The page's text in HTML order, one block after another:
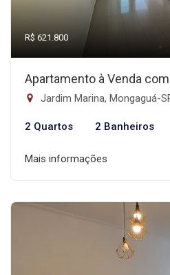
R$ 621.800
Apartamento à Venda
Jardim Marina, Mongaguá-
2 Quartos 2 Banheiros
Mais informações